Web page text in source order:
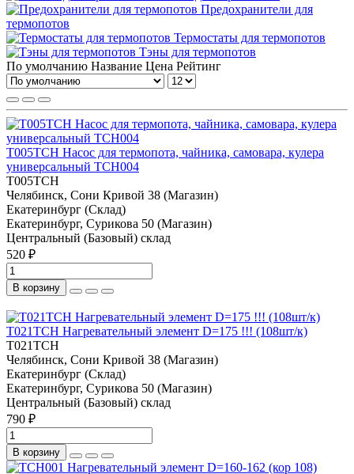
Предохранители для
термопотов
Термостаты для термопотов
Тэны для термопотов
По умолчанию Название Цена Рейтинг
T005TCH Насос для термопота, чайника, самовара, кулера
универсальный TCH004
T005TCH
Челябинск, Сони Кривой 38 (Магазин)
Екатеринбург (Склад)
Екатеринбург, Сурикова 50 (Магазин)
Центральный (Базовый) склад
520 ₽
В корзину
T021TCH Нагревательный элемент D=175 !!! (108шт/к)
T021TCH
Челябинск, Сони Кривой 38 (Магазин)
Екатеринбург (Склад)
Екатеринбург, Сурикова 50 (Магазин)
Центральный (Базовый) склад
790 ₽
В корзину